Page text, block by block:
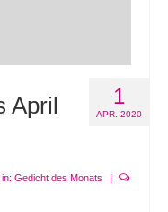
Leipzig
1
APR. 2020
April
Gedicht des Monats
|